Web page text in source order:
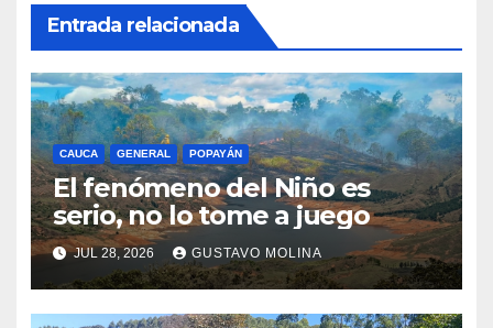
Entrada relacionada
CAUCA GENERAL POPAYÁN
El fenómeno del Niño es
serio, no lo tome a juego
JUL 28, 2026 GUSTAVO MOLINA